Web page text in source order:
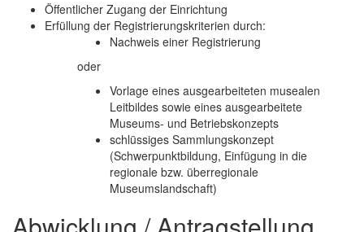
Öffentlicher Zugang der Einrichtung
Erfüllung der Registrierungskriterien durch:
Nachweis einer Registrierung
oder
Vorlage eines ausgearbeiteten musealen
Leitbildes sowie eines ausgearbeitete
Museums- und Betriebskonzepts
schlüssiges Sammlungskonzept
(Schwerpunktbildung, Einfügung in die
regionale bzw. überregionale
Museumslandschaft)